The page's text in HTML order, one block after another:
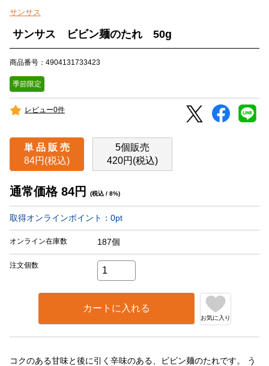
サンサス
サンサス ビビン麺のたれ 50g
商品番号：4904131733423
季節限定
レビュー0件
単 品 販 売
84円(税込)
5個販売
420円(税込)
通常価格 84円 (税込 / 8%)
取得オンラインポイント： 0pt
オンライン在庫数 187個
注文個数
カートに入れる
お気に入り
コクのある甘味と後に引く辛味のある、ビビン麺のたれです。 う